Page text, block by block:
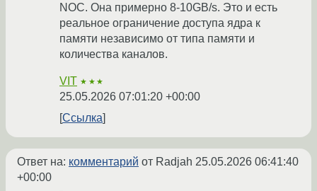
NOC. Она примерно 8-10GB/s. Это и есть
реальное ограничение доступа ядра к
памяти независимо от типа памяти и
количества каналов.
VIT ★★★
25.05.2026 07:01:20 +00:00
Ссылка
Ответ на: комментарий от Radjah 25.05.2026 06:41:40
+00:00